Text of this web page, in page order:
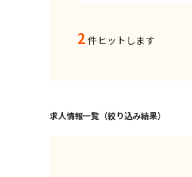
2 件ヒットします
求人情報一覧（絞り込み結果）